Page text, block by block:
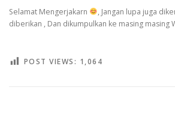
Selamat Mengerjakarn
, Jangan lupa juga
diberikan , Dan dikumpulkan ke masing masing
POST VIEWS: 1,064